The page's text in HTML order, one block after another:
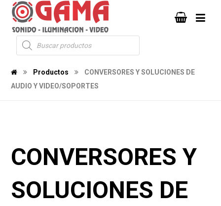
Productos
CONVERSORES Y SOLUCIONES DE
AUDIO Y VIDEO/SOPORTES
CONVERSORES Y
SOLUCIONES DE